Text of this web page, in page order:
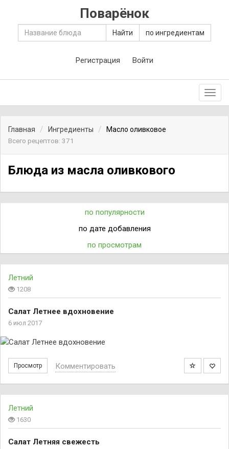
Поварёнок
Найти по ингредиентам
Регистрация Войти
Главная Ингредиенты
Масло оливковое
Всего рецептов: 371
Блюда из масла оливкового
по популярности
по дате добавления
по просмотрам
Летний
1208
Салат Летнее вдохновение
6 июл 2017
Просмотр Комментировать
Летний
1630
Салат Летняя свежесть